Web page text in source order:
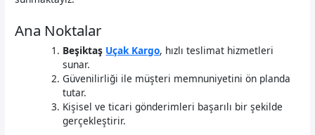
Ana Noktalar
Beşiktaş Uçak Kargo, hızlı teslimat hizmetleri
sunar.
Güvenilirliği ile müşteri memnuniyetini ön planda
tutar.
Kişisel ve ticari gönderimleri başarılı bir şekilde
gerçekleştirir.